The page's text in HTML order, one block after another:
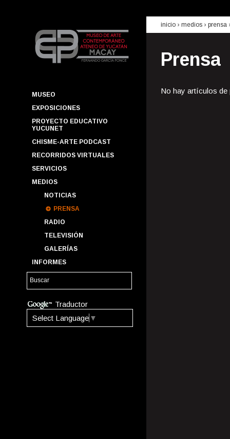
MUSEO
EXPOSICIONES
PROYECTO EDUCATIVO
YUCUNET
CHISME-ARTE PODCAST
RECORRIDOS VIRTUALES
SERVICIOS
MEDIOS
NOTICIAS
PRENSA
RADIO
TELEVISIÓN
GALERÍAS
INFORMES
Traductor
Select Language ▼
inicio › medios › prensa
Prensa
No hay artículos de